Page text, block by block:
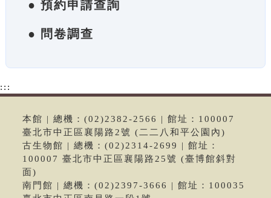
● 預約申請查詢
● 問卷調查
:::
本館 | 總機：(02)2382-2566 | 館址：100007
臺北市中正區襄陽路2號 (二二八和平公園內)
古生物館 | 總機：(02)2314-2699 | 館址：
100007 臺北市中正區襄陽路25號 (臺博館斜對
面)
南門館 | 總機：(02)2397-3666 | 館址：100035